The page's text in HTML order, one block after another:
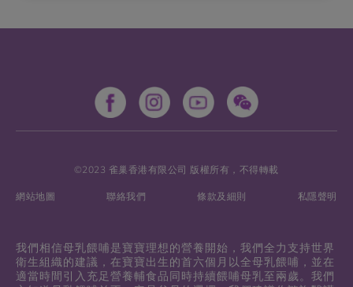
©2023 雀巢香港有限公司 版權所有，不得轉載
網站地圖 聯絡我們 條款及細則 私隱聲明
我們相信母乳餵哺是寶寶理想的營養開始，我們全力支持世界
衛生組織的建議，在寶寶出生的首六個月以全母乳餵哺，並在
適當時間引入充足營養輔食品同時持續餵哺母乳至兩歲。我們